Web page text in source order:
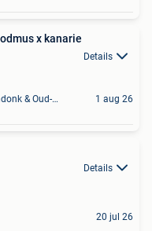
x kanarie
Details
Retie & Deel Arendonk & Oud-Turnhout 1 aug 26
Details
20 jul 26